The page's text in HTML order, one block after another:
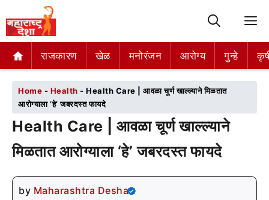
राजकारण खेळ मनोरंजन आरोग्य गुन्हे
राजकारण खेळ मनोरंजन आरोग्य गुन्हे
Home - Health - Health Care | आवळा चूर्ण खाल्ल्याने मिळतात
आरोग्याला ‘हे’ जबरदस्त फायदे
Health Care | आवळा चूर्ण खाल्ल्याने
मिळतात आरोग्याला ‘हे’ जबरदस्त फायदे
by Maharashtra Desha